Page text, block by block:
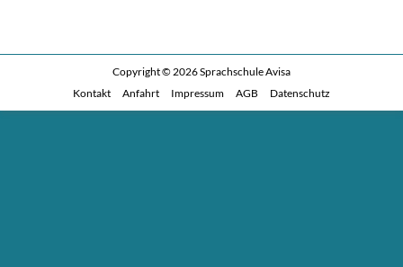
Copyright © 2026Sprachschule Avisa
Kontakt
Anfahrt Impressum AGB Datenschutz